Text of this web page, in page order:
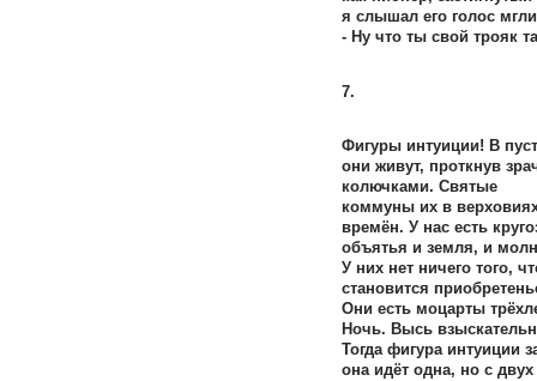
я слышал его голос
- Ну что ты свой трояк
7.
Фигуры интуиции! В
они живут, проткнув
колючками. Святые
коммуны их в
времён. У нас есть
объятья и земля, и
У них нет ничего того,
становится
Они есть моцарты
Ночь. Высь
Тогда фигура интуиции
она идёт одна, но с